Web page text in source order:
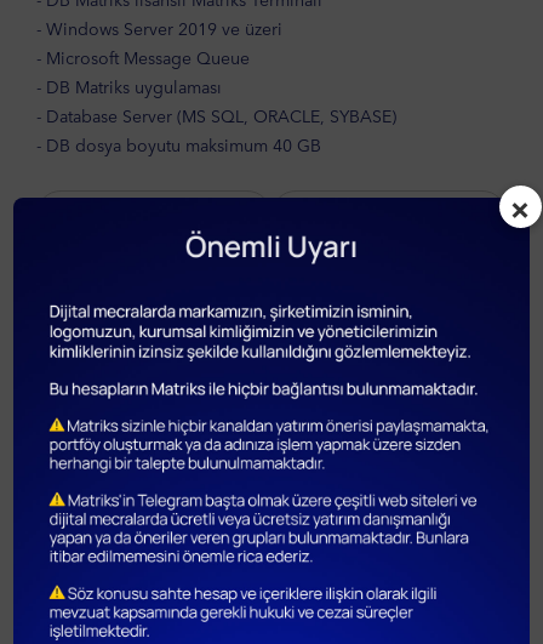
×
- Windows Server 2019 ve üzeri
- Microsoft Message Queue
- DB Matriks uygulaması
- Database Server (MS SQL, ORACLE, SYBASE)
- DB dosya boyutu maksimum 40 GB
Verileri
Kütüphanesi
Veri Güncelleme ve
Sorgulama
Esnek Ara Birim
(SP/SQL)